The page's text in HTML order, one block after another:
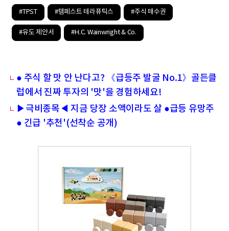
#TPST #템페스트 테라퓨틱스 #주식 매수권
#유도 제안서 #H.C. Wainwright & Co.
● 주식 할 맛 안 난다고? 《급등주 발굴 No.1》골든클
럽에서 진짜 투자의 '맛'을 경험하세요!
▶극비종목◀ 지금 당장 소액이라도 살 ●급등 유망주
● 긴급 '추천'(선착순 공개)